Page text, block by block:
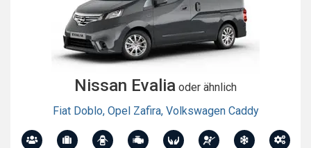
Nissan Evalia oder ähnlich
Fiat Doblo, Opel Zafira, Volkswagen Caddy